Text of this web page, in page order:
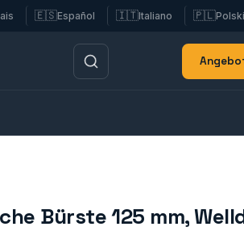
🇪🇸Español 🇮🇹Italiano 🇵🇱Polski
Bürste 125 mm,